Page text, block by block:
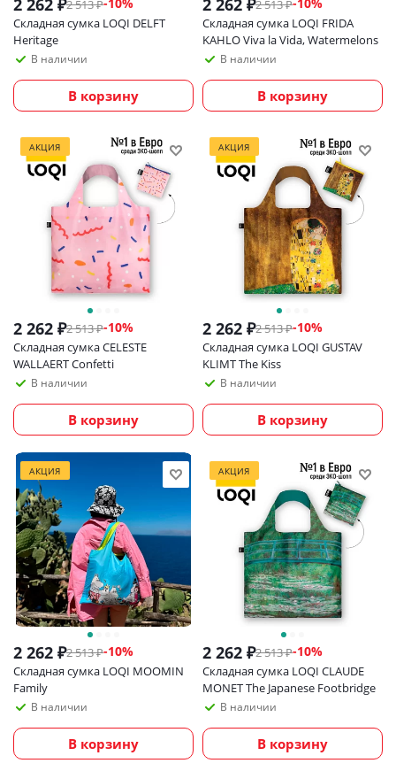
2 262 ₽2 513₽
Складная сумка LOQI DELFT
Heritage
В наличии
В корзину
2 262 ₽2 513₽
Складная сумка LOQI FRIDA
KAHLO Viva la Vida, Watermelons
В наличии
В корзину
АКЦИЯ
2 262 ₽2 513₽-10%
Складная сумка CELESTE
WALLAERT Confetti
В наличии
В корзину
АКЦИЯ
2 262 ₽2 513₽-10%
Складная сумка LOQI GUSTAV
KLIMT The Kiss
В наличии
В корзину
АКЦИЯ
2 262 ₽2 513₽-10%
Складная сумка LOQI MOOMIN
Family
В наличии
В корзину
АКЦИЯ
2 262 ₽2 513₽-10%
Складная сумка LOQI CLAUDE
MONET The Japanese Footbridge
В наличии
В корзину